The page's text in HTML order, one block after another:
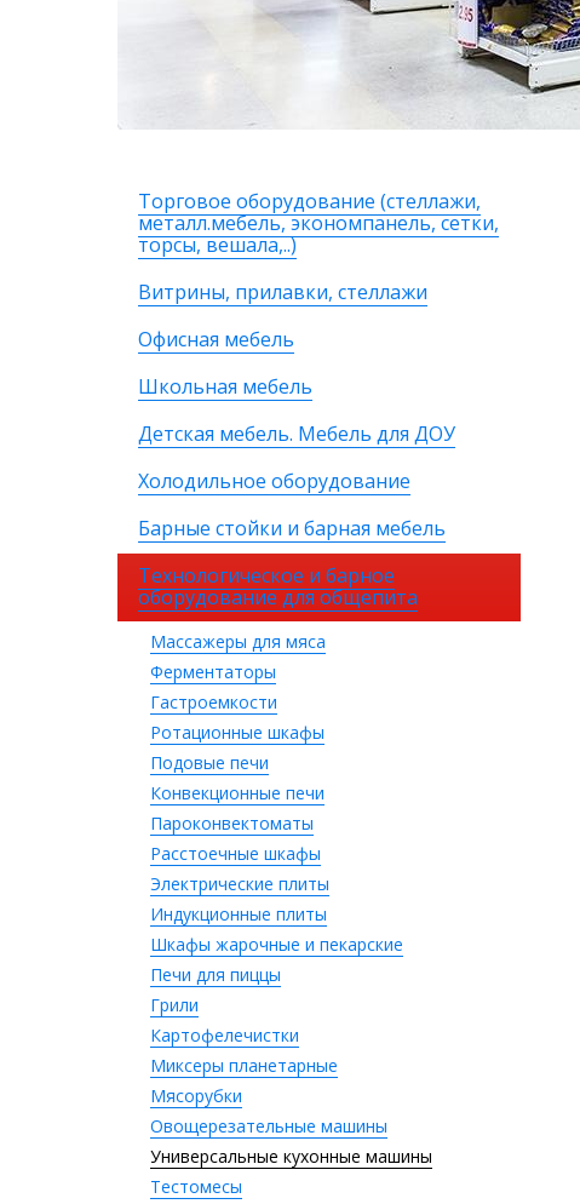
Торговое оборудование (стеллажи,
металл.мебель, экономпанель, сетки,
торсы, вешала,..)
Витрины, прилавки, стеллажи
Офисная мебель
Школьная мебель
Детская мебель. Мебель для ДОУ
Холодильное оборудование
Барные стойки и барная мебель
Технологическое и барное
оборудование для общепита
Массажеры для мяса
Ферментаторы
Гастроемкости
Ротационные шкафы
Подовые печи
Конвекционные печи
Пароконвектоматы
Расстоечные шкафы
Электрические плиты
Индукционные плиты
Шкафы жарочные и пекарские
Печи для пиццы
Грили
Картофелечистки
Миксеры планетарные
Мясорубки
Овощерезательные машины
Универсальные кухонные машины
Тестомесы